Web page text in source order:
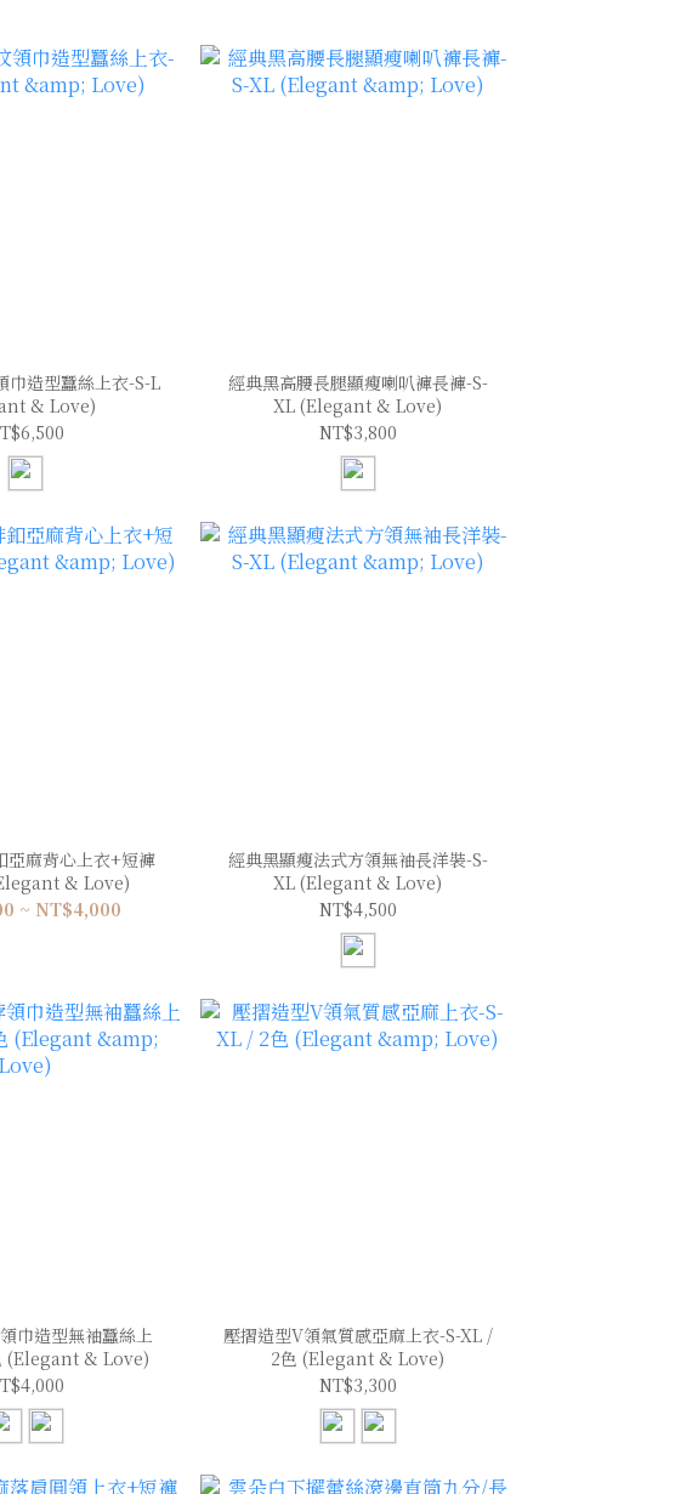
巾造型蠶絲上衣-S-L
& Love)
經典黑高腰長腿顯瘦喇叭褲長褲-S-
XL (Elegant & Love)
NT$3,800
亞麻背心上衣+短褲
& Love)
~ NT$4,000
經典黑顯瘦法式方領無袖長洋裝-S-
XL (Elegant & Love)
NT$4,500
巾造型無袖蠶絲上
(Elegant & Love)
壓摺造型V領氣質感亞麻上衣-S-XL /
2色 (Elegant & Love)
NT$3,300